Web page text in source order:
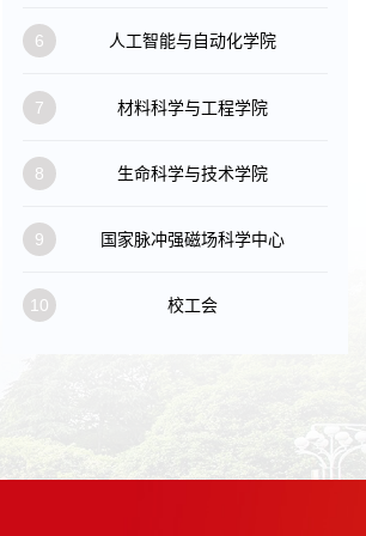
6 人工智能与自动化学院
7 材料科学与工程学院
8 生命科学与技术学院
9 国家脉冲强磁场科学中心
10 校工会